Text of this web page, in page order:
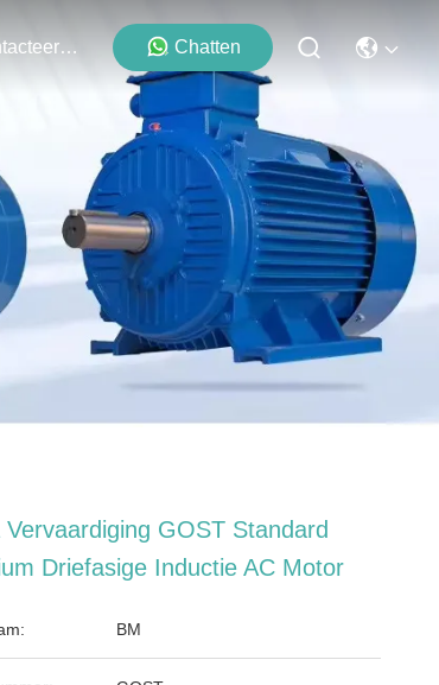
Contacteer Ons Chatten
Vervaardiging GOST Standard
Driefasige Inductie AC Motor
BM